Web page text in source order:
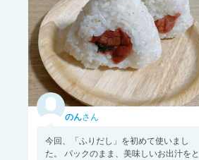
のんさん
今回、「ふりだし」を初めて使いまし
た。 パックのまま、美味しいお出汁をと